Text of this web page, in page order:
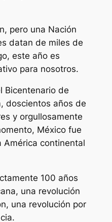
pero una Nación
datan de miles de
este año es
para nosotros.
Bicentenario de
doscientos años de
y orgullosamente
México fue
América continental
100 años
una revolución
una revolución por